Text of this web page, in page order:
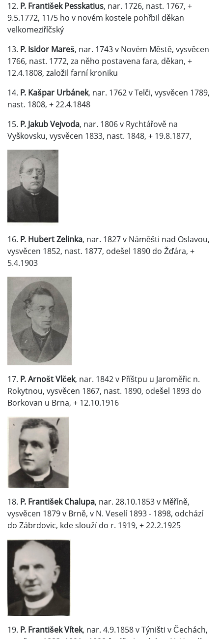
12. P. František Pesskatius, nar. 1726, nast. 1767, +
9.5.1772, 11/5 ho v novém kostele pohřbil děkan
velkomeziříčský
13. P. Isidor Mareš, nar. 1743 v Novém Městě, vysvěcen
1766, nast. 1772, za něho postavena fara, děkan, +
12.4.1808, založil farní kroniku
14. P. Kašpar Urbánek, nar. 1762 v Telči, vysvěcen 1789,
nast. 1808, + 22.4.1848
15. P. Jakub Vejvoda, nar. 1806 v Rychtářově na
Vyškovsku, vysvěcen 1833, nast. 1848, + 19.8.1877,
16. P. Hubert Zelinka, nar. 1827 v Náměšti nad Oslavou,
vysvěcen 1852, nast. 1877, odešel 1890 do Žďára, +
5.4.1903
17. P. Arnošt Vlček, nar. 1842 v Příštpu u Jaroměřic n.
Rokytnou, vysvěcen 1867, nast. 1890, odešel 1893 do
Borkovan u Brna, + 12.10.1916
18. P. František Chalupa, nar. 28.10.1853 v Měříně,
vysvěcen 1879 v Brně, v N. Veselí 1893 - 1898, odchází
do Zábrdovic, kde slouží do r. 1919, + 22.2.1925
19. P. František Vítek, nar. 4.9.1858 v Týništi v Čechách,